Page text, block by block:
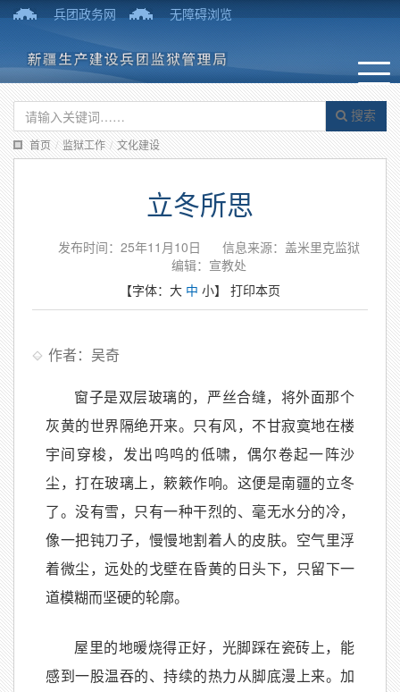
兵团政务网 无障碍浏览
搜索
首页 / 监狱工作 / 文化建设
立冬所思
发布时间：25年11月10日
信息来源：盖米里克监狱
编辑：宣教处
【字体： 大 中 小】 打印本页
作者：吴奇
窗子是双层玻璃的，严丝合缝，将外面那个
灰黄的世界隔绝开来。只有风，不甘寂寞地在楼
宇间穿梭，发出呜呜的低啸，偶尔卷起一阵沙
尘，打在玻璃上，簌簌作响。这便是南疆的立冬
了。没有雪，只有一种干烈的、毫无水分的冷，
像一把钝刀子，慢慢地割着人的皮肤。空气里浮
着微尘，远处的戈壁在昏黄的日头下，只留下一
道模糊而坚硬的轮廓。
屋里的地暖烧得正好，光脚踩在瓷砖上，能
感到一股温吞的、持续的热力从脚底漫上来。加